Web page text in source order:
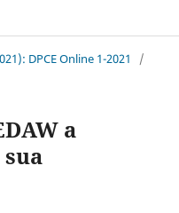
DPCE Online 1-2021
/
a